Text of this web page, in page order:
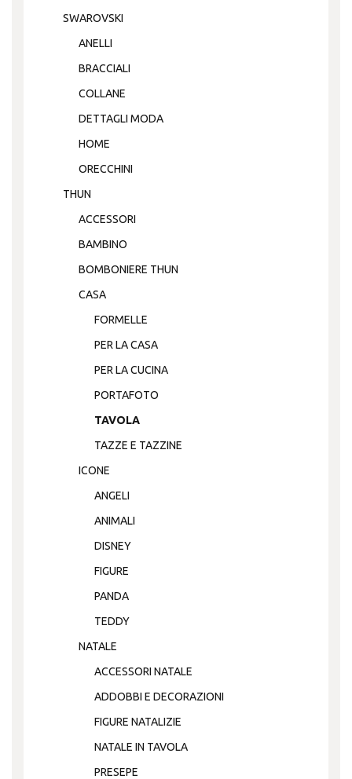
SWAROVSKI
ANELLI
BRACCIALI
COLLANE
DETTAGLI MODA
HOME
ORECCHINI
THUN
ACCESSORI
BAMBINO
BOMBONIERE THUN
CASA
FORMELLE
PER LA CASA
PER LA CUCINA
PORTAFOTO
TAVOLA
TAZZE E TAZZINE
ICONE
ANGELI
ANIMALI
DISNEY
FIGURE
PANDA
TEDDY
NATALE
ACCESSORI NATALE
ADDOBBI E DECORAZIONI
FIGURE NATALIZIE
NATALE IN TAVOLA
PRESEPE